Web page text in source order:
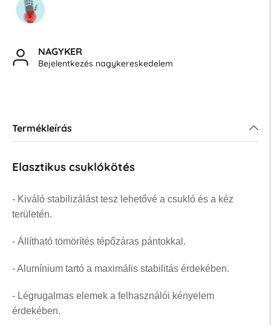
NAGYKER
Bejelentkezés nagykereskedelem
Termékleírás
Elasztikus csuklókötés
- Kiváló stabilizálást tesz lehetővé a csukló és a kéz
területén.
- Állítható tömörítés tépőzáras pántokkal.
- Alumínium tartó a maximális stabilitás érdekében.
- Légrugalmas elemek a felhasználói kényelem
érdekében.